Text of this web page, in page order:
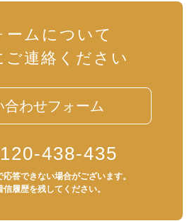
ームについて
ご連絡ください
合わせフォーム
438-435
答できない場合がございます。
信履歴を残してください。